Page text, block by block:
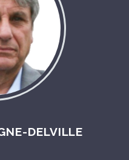
DELVILLE